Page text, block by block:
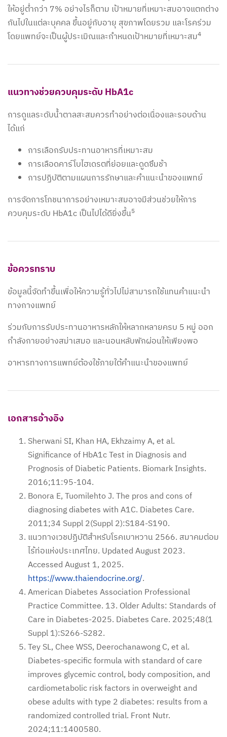
ให้อยู่ต่ำกว่า 7% อย่างไรก็ตาม เป้าหมายที่เหมาะสมอาจแตกต่าง
กันไปในแต่ละบุคคล ขึ้นอยู่กับอายุ สุขภาพโดยรวม และโรคร่วม
โดยแพทย์จะเป็นผู้ประเมิณและกำหนดเป้าหมายที่เหมาะสม4
แนวทางช่วยควบคุมระดับ HbA1c
การดูแลระดับน้ำตาลสะสมควรทำอย่างต่อเนื่องและรอบด้าน
ได้แก่
การเลือกรับประทานอาหารที่เหมาะสม
การเลือดคาร์โบไฮเดรตที่ย่อยและดูดซึมช้า
การปฏิบัติตามแผนการรักษาและคำแนะนำของแพทย์
การจัดการโภชนาการอย่างเหมาะสมอาจมีส่วนช่วยให้การ
ควบคุมระดับ HbA1c เป็นไปได้ดียิ่งขึ้น5
ข้อควรทราบ
ข้อมูลนี้จัดทำขึ้นเพื่อให้ความรู้ทั่วไปไม่สามารถใช้แทนคำแนะนำ
ทางกางแพทย์
ร่วมกับการรับประทานอาหารหลักให้หลากหลายครบ 5 หมู่ ออก
กำลังกายอย่างสม่าเสมอ และนอนหลับพักผ่อนให้เพียงพอ
อาหารทางการแพทย์ต้องใช้ภายใต้คำแนะนำของแพทย์
เอกสารอ้างอิง
Sherwani SI, Khan HA, Ekhzaimy A, et al.
Significance of HbA1c Test in Diagnosis and
Prognosis of Diabetic Patients. Biomark Insights.
2016;11:95-104.
Bonora E, Tuomilehto J. The pros and cons of
diagnosing diabetes with A1C. Diabetes Care.
2011;34 Suppl 2(Suppl 2):S184-S190.
แนวทางเวชปฏิบัติสำหรับโรคเบาหวาน 2566. สมาคมต่อม
ไร้ท่อแห่งประเทศไทย. Updated August 2023.
Accessed August 1, 2025.
https://www.thaiendocrine.org/.
American Diabetes Association Professional
Practice Committee. 13. Older Adults: Standards of
Care in Diabetes-2025. Diabetes Care. 2025;48(1
Suppl 1):S266-S282.
Tey SL, Chee WSS, Deerochanawong C, et al.
Diabetes-specific formula with standard of care
improves glycemic control, body composition, and
cardiometabolic risk factors in overweight and
obese adults with type 2 diabetes: results from a
randomized controlled trial. Front Nutr.
2024;11:1400580.